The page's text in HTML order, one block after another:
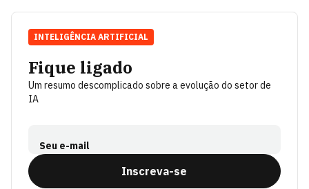
Fique ligado
Um resumo descomplicado sobre a evolução do setor de
IA
Seu e-mail
Inscreva-se
INTELIGÊNCIA ARTIFICIAL